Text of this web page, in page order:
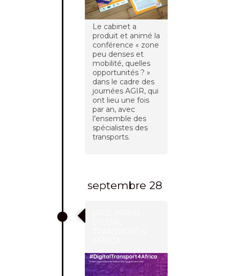
Le cabinet a
produit et animé la
conférence « zone
peu denses et
mobilité, quelles
opportunités ? »
dans le cadre des
journées AGIR, qui
ont lieu une fois
par an, avec
l’ensemble des
spécialistes des
transports.
septembre 28